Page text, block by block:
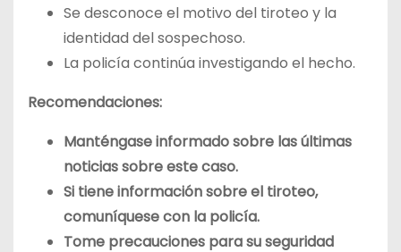
Se desconoce el motivo del tiroteo y la
identidad del sospechoso.
La policía continúa investigando el hecho.
Recomendaciones:
Manténgase informado sobre las últimas
noticias sobre este caso.
Si tiene información sobre el tiroteo,
comuníquese con la policía.
Tome precauciones para su seguridad